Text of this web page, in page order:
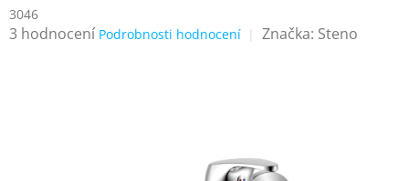
3046
Průměrné
3 hodnocení Podrobnosti hodnocení Značka: Steno